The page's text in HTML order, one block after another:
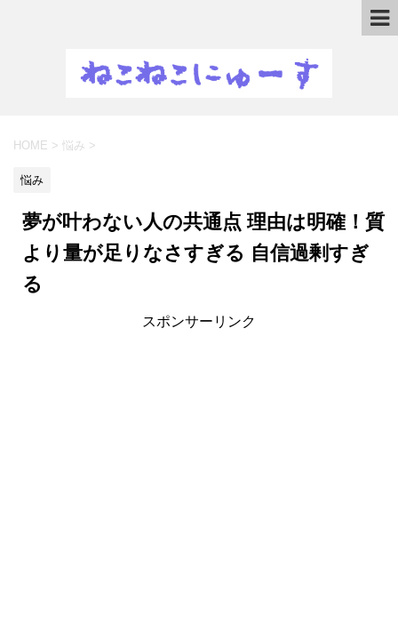
HOME > 悩み >
悩み
夢が叶わない人の共通点 理由は明確！質
より量が足りなさすぎる 自信過剰すぎ
る
スポンサーリンク